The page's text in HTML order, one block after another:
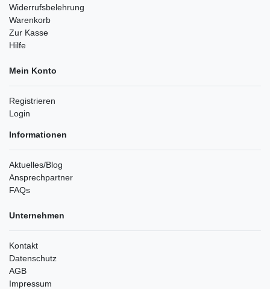
Widerrufsbelehrung
Warenkorb
Zur Kasse
Hilfe
Mein Konto
Registrieren
Login
Informationen
Aktuelles/Blog
Ansprechpartner
FAQs
Unternehmen
Kontakt
Datenschutz
AGB
Impressum